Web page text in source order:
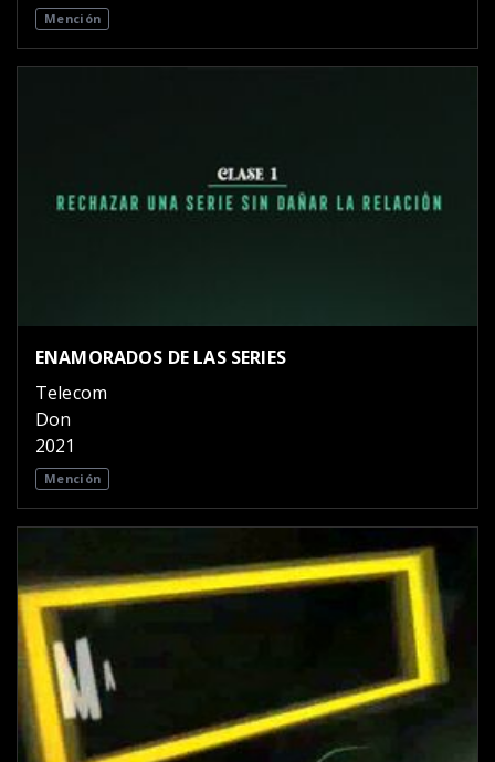
Mención
ENAMORADOS DE LAS SERIES
Telecom
Don
2021
Mención